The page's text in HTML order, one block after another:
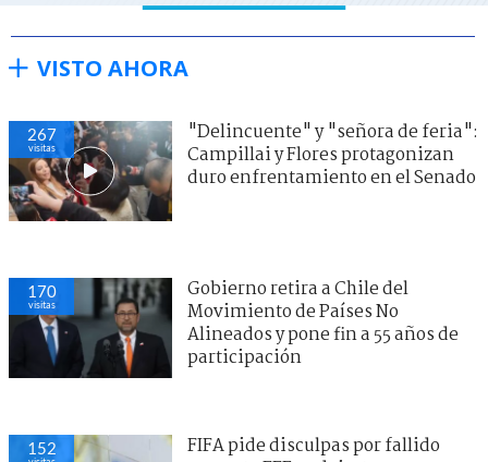
VISTO AHORA
267
visitas
"Delincuente" y "señora de feria":
Campillai y Flores protagonizan
duro enfrentamiento en el Senado
170
visitas
Gobierno retira a Chile del
Movimiento de Países No
Alineados y pone fin a 55 años de
participación
152
FIFA pide disculpas por fallido